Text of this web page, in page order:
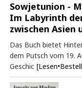
Sowjetunion -
Im Labyrinth
zwischen Asien
Das Buch bietet
dem Putsch vom 19.
Geschic